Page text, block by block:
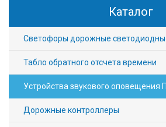
Каталог
Светофоры дорожные
Табло обратного отсчета времени
Устройства звукового оповещения
Дорожные контроллеры